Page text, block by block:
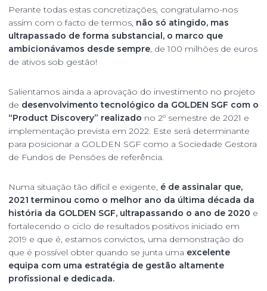
Perante todas estas concretizações, congratulamo-nos
assim com o facto de termos, não só atingido, mas
ultrapassado de forma substancial, o marco que
ambicionávamos desde sempre , de 100 milhões de euros
de ativos sob gestão!
Salientamos ainda a aprovação do investimento no projeto
de desenvolvimento tecnológico da GOLDEN SGF com o
“Product Discovery” realizado no 2º semestre de 2021 e
implementação prevista em 2022. Este será determinante
para posicionar a GOLDEN SGF como a Sociedade Gestora
de Fundos de Pensões de referência.
Numa situação tão difícil e exigente, é de assinalar que,
2021 terminou como o melhor ano da última década da
história da GOLDEN SGF, ultrapassando o ano de 2020 e
fortalecendo o ciclo de resultados positivos iniciado em
2019 e que é, estamos convictos, uma demonstração do
que é possível obter quando se junta uma excelente
equipa com uma estratégia de gestão altamente
profissional e dedicada.